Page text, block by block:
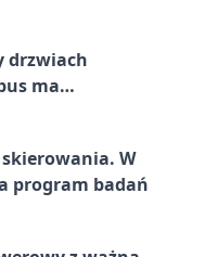
drzwiach
ma
W
program badań